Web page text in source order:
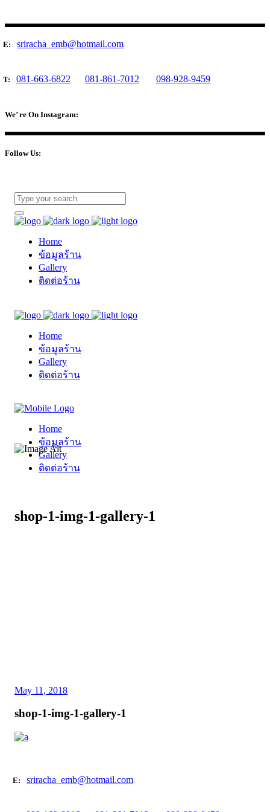
E: sriracha_emb@hotmail.com
T: 081-663-6822 081-861-7012 098-928-9459
We’ re On Instagram:
Follow Us:
Home
ข้อมูลร้าน
Gallery
ติดต่อร้าน
Home
ข้อมูลร้าน
Gallery
ติดต่อร้าน
Home
ข้อมูลร้าน
Gallery
ติดต่อร้าน
shop-1-img-1-gallery-1
May 11, 2018
shop-1-img-1-gallery-1
E: sriracha_emb@hotmail.com